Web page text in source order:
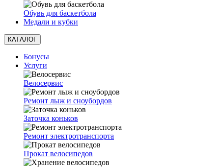
Обувь для баскетбола
Медали и кубки
КАТАЛОГ
Бонусы
Услуги
Велосервис
Ремонт лыж и сноубордов
Заточка коньков
Ремонт электротранспорта
Прокат велосипедов